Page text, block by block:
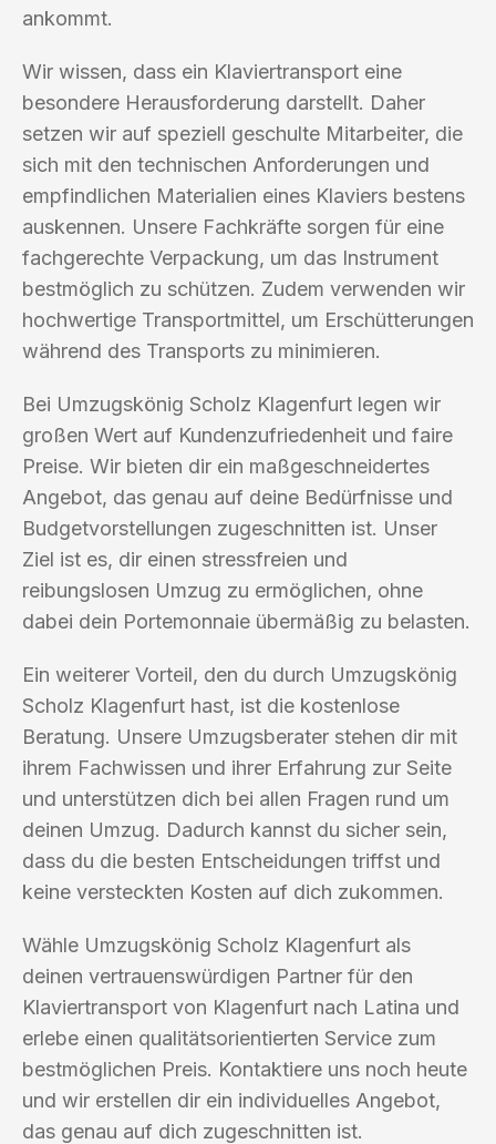
ankommt.
Wir wissen, dass ein Klaviertransport eine
besondere Herausforderung darstellt. Daher
setzen wir auf speziell geschulte Mitarbeiter, die
sich mit den technischen Anforderungen und
empfindlichen Materialien eines Klaviers bestens
auskennen. Unsere Fachkräfte sorgen für eine
fachgerechte Verpackung, um das Instrument
bestmöglich zu schützen. Zudem verwenden wir
hochwertige Transportmittel, um Erschütterungen
während des Transports zu minimieren.
Bei Umzugskönig Scholz Klagenfurt legen wir
großen Wert auf Kundenzufriedenheit und faire
Preise. Wir bieten dir ein maßgeschneidertes
Angebot, das genau auf deine Bedürfnisse und
Budgetvorstellungen zugeschnitten ist. Unser
Ziel ist es, dir einen stressfreien und
reibungslosen Umzug zu ermöglichen, ohne
dabei dein Portemonnaie übermäßig zu belasten.
Ein weiterer Vorteil, den du durch Umzugskönig
Scholz Klagenfurt hast, ist die kostenlose
Beratung. Unsere Umzugsberater stehen dir mit
ihrem Fachwissen und ihrer Erfahrung zur Seite
und unterstützen dich bei allen Fragen rund um
deinen Umzug. Dadurch kannst du sicher sein,
dass du die besten Entscheidungen triffst und
keine versteckten Kosten auf dich zukommen.
Wähle Umzugskönig Scholz Klagenfurt als
deinen vertrauenswürdigen Partner für den
Klaviertransport von Klagenfurt nach Latina und
erlebe einen qualitätsorientierten Service zum
bestmöglichen Preis. Kontaktiere uns noch heute
und wir erstellen dir ein individuelles Angebot,
das genau auf dich zugeschnitten ist.